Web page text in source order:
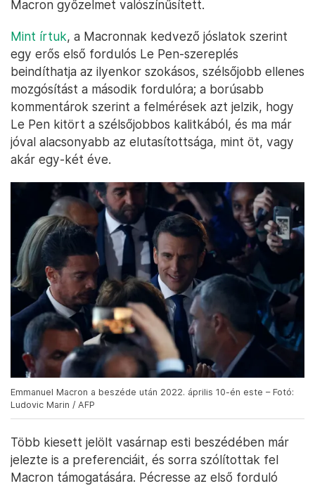
Macron győzelmet valószínűsített.
Mint írtuk, a Macronnak kedvező jóslatok szerint
egy erős első fordulós Le Pen-szereplés
beindíthatja az ilyenkor szokásos, szélsőjobb ellenes
mozgósítást a második fordulóra; a borúsabb
kommentárok szerint a felmérések azt jelzik, hogy
Le Pen kitört a szélsőjobbos kalitkából, és ma már
jóval alacsonyabb az elutasítottsága, mint öt, vagy
akár egy-két éve.
Emmanuel Macron a beszéde után 2022. április 10-én este – Fotó:
Ludovic Marin / AFP
Több kiesett jelölt vasárnap esti beszédében már
jelezte is a preferenciáit, és sorra szólítottak fel
Macron támogatására. Pécresse az első forduló